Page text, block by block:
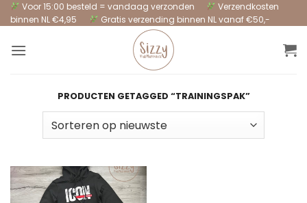
Ga
naar
inhoud
Voor 15:00 besteld = vandaag verzonden
Verzendkosten
binnen NL €4,95
Gratis verzending binnen NL vanaf €50,-
PRODUCTEN GETAGGED “TRAININGSPAK”